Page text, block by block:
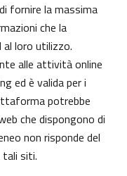
fornire la massima
che la
loro utilizzo.
alle attività online
ed è valida per i
potrebbe
che dispongono di
non risponde del
siti.